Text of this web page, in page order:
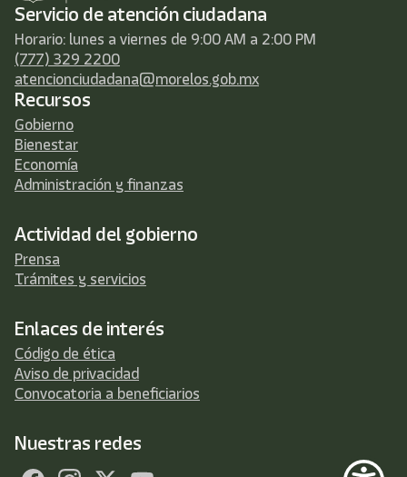
Servicio de atención ciudadana
Horario: lunes a viernes de 9:00 AM a 2:00 PM
(777) 329 2200
atencionciudadana@morelos.gob.mx
Recursos
Gobierno
Bienestar
Economía
Administración y finanzas
Actividad del gobierno
Prensa
Trámites y servicios
Enlaces de interés
Código de ética
Aviso de privacidad
Convocatoria a beneficiarios
Nuestras redes